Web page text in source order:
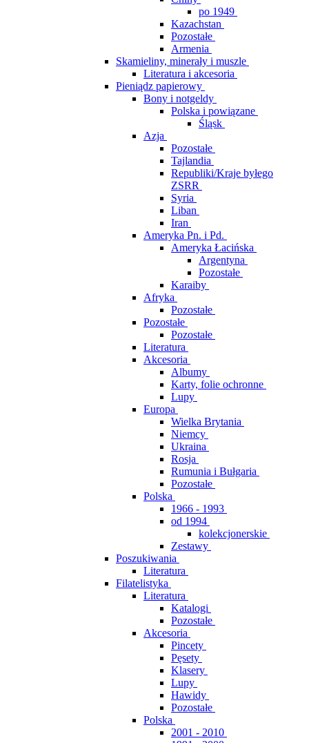
po 1949
Kazachstan
Pozostałe
Armenia
Skamieliny, minerały i muszle
Literatura i akcesoria
Pieniądz papierowy
Bony i notgeldy
Polska i powiązane
Śląsk
Azja
Pozostałe
Tajlandia
Republiki/Kraje byłego
ZSRR
Syria
Liban
Iran
Ameryka Pn. i Pd.
Ameryka Łacińska
Argentyna
Pozostałe
Karaiby
Afryka
Pozostałe
Pozostałe
Pozostałe
Literatura
Akcesoria
Albumy
Karty, folie ochronne
Lupy
Europa
Wielka Brytania
Niemcy
Ukraina
Rosja
Rumunia i Bułgaria
Pozostałe
Polska
1966 - 1993
od 1994
kolekcjonerskie
Zestawy
Poszukiwania
Literatura
Filatelistyka
Literatura
Katalogi
Pozostałe
Akcesoria
Pincety
Pęsety
Klasery
Lupy
Hawidy
Pozostałe
Polska
2001 - 2010